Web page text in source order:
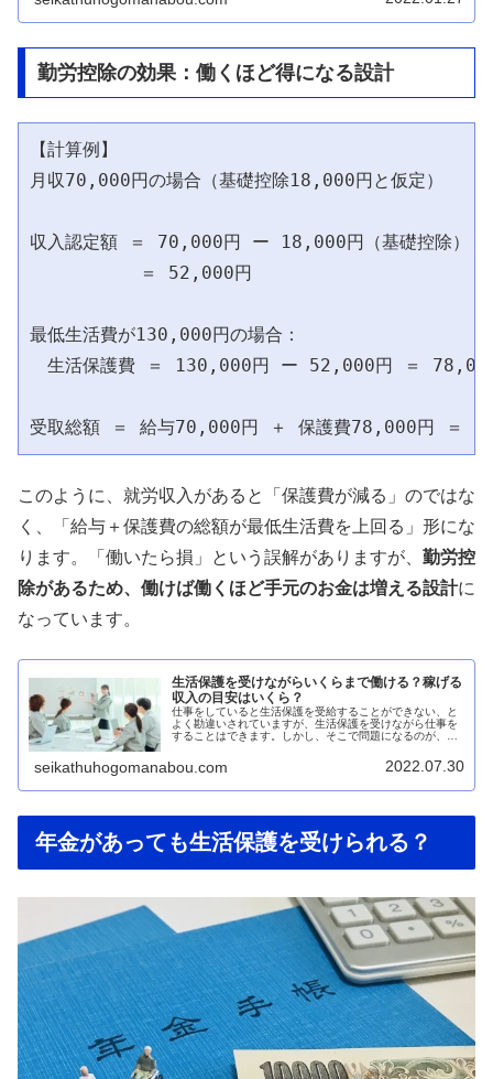
勤労控除の効果：働くほど得になる設計
【計算例】
月収70,000円の場合（基礎控除18,000円と仮定）
収入認定額 ＝ 70,000円 ー 18,000円（基礎控除）
          ＝ 52,000円
最低生活費が130,000円の場合：
生活保護費 ＝ 130,000円 ー 52,000円 ＝
このように、就労収入があると「保護費が減る」のではな
く、「給与＋保護費の総額が最低生活費を上回る」形にな
ります。「働いたら損」という誤解がありますが、 勤労控
除があるため、働けば働くほど手元のお金は増える設計に
なっています。
生活保護を受けながらいくらまで働ける？稼げる
収入の目安はいくら？
仕事をしていると生活保護を受給することができない、と
よく勘違いされていますが、生活保護を受けながら仕事を
することはできます。しかし、そこで問題になるのが、い
seikathuhogomanabou.com 2022.07.30
年金があっても生活保護を受けられる？